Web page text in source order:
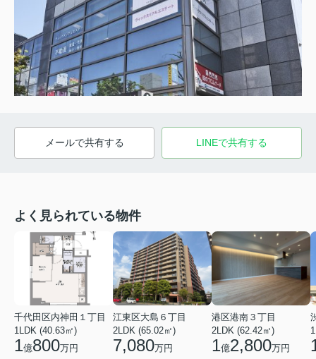
メールで共有する LINEで共有する
よく見られている物件
千代田区内神田１丁目
1LDK (40.63㎡)
1億800万円
江東区大島６丁目
2LDK (65.02㎡)
7,080万円
港区港南３丁目
2LDK (62.42㎡)
1億2,800万円